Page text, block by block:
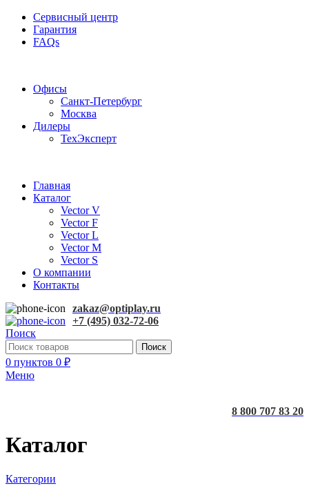
Сервисный центр
Гарантия
FAQs
Офисы
Санкт-Петербург
Москва
Дилеры
ТехЭксперт
Главная
Каталог
Vector V
Vector F
Vector L
Vector M
Vector S
О компании
Контакты
zakaz@optiplay.ru
+7 (495) 032-72-06
Поиск
Поиск
0 пунктов 0 ₽
Меню
8 800 707 83 20
Каталог
Категории